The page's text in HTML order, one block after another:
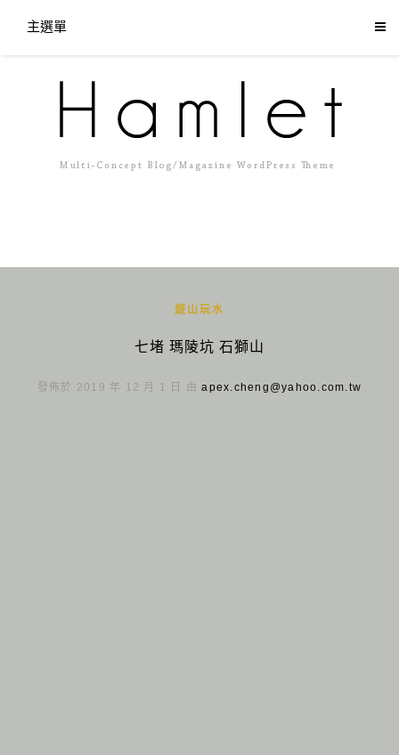
主選單
遊山玩水
七堵 瑪陵坑 石獅山
發佈於 2019 年 12 月 1 日 由apex.cheng@yahoo.com.tw